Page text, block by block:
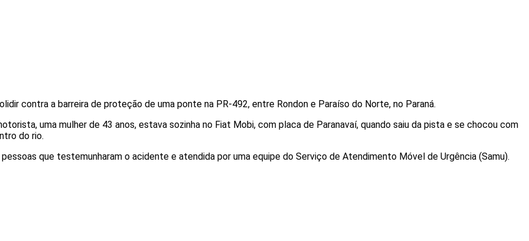
contra a barreira de proteção de uma ponte na PR-492, entre Rondon e Paraíso do Norte, no Paraná.
uma mulher de 43 anos, estava sozinha no Fiat Mobi, com placa de Paranavaí, quando saiu da pista e se chocou com
do rio.
que testemunharam o acidente e atendida por uma equipe do Serviço de Atendimento Móvel de Urgência (Samu).